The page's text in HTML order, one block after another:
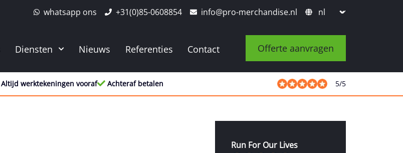
whatsapp ons +31(0)85-0608854 info@pro-merchandise.nl
Diensten Nieuws Referenties Contact Offerte aanvragen
Altijd werktekeningen vooraf Achteraf betalen 5/5
Run For Our Lives